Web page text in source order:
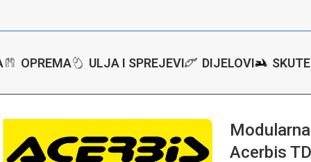
OPREMA ULJA I SPREJEVI DIJELOVI
Acerbis